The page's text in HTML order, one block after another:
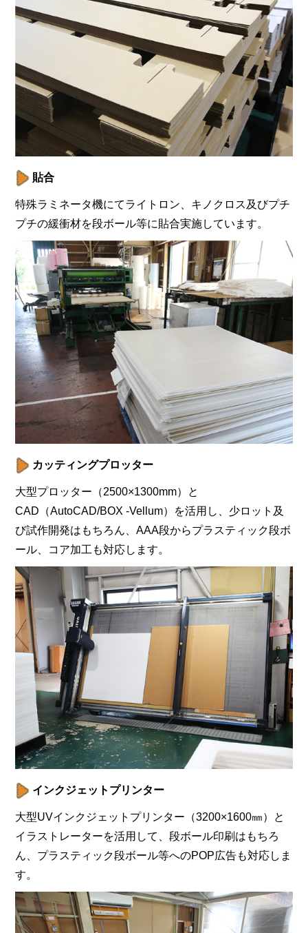
貼合
特殊ラミネータ機にてライトロン、キノクロス及びプチ
プチの緩衝材を段ボール等に貼合実施しています。
カッティングプロッター
大型プロッター（2500×1300mm）と
CAD（AutoCAD/BOX -Vellum）を活用し、少ロット及
び試作開発はもちろん、AAA段からプラスティック段ボ
ール、コア加工も対応します。
インクジェットプリンター
大型UVインクジェットプリンター（3200×1600㎜）と
イラストレーターを活用して、段ボール印刷はもちろ
ん、プラスティック段ボール等へのPOP広告も対応しま
す。